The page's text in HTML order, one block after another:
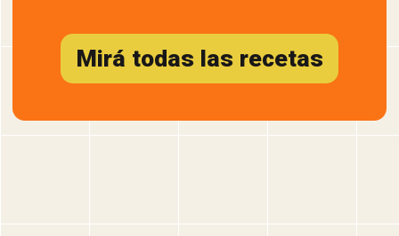
Mirá todas las recetas